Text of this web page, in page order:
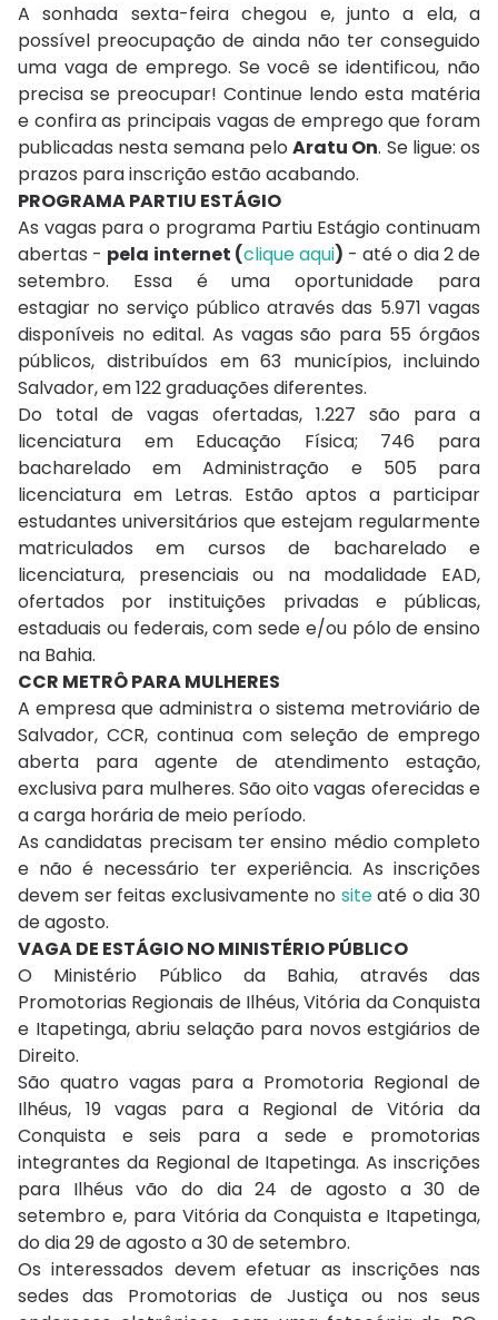
A sonhada sexta-feira chegou e, junto a ela, a
possível preocupação de ainda não ter conseguido
uma vaga de emprego. Se você se identificou, não
precisa se preocupar! Continue lendo esta matéria
e confira as principais vagas de emprego que foram
publicadas nesta semana pelo Aratu On. Se ligue: os
prazos para inscrição estão acabando.
PROGRAMA PARTIU ESTÁGIO
As vagas para o programa Partiu Estágio continuam
abertas - pela internet (clique aqui) - até o dia 2 de
setembro. Essa é uma oportunidade para
estagiar no serviço público através das 5.971 vagas
disponíveis no edital. As vagas são para 55 órgãos
públicos, distribuídos em 63 municípios, incluindo
Salvador, em 122 graduações diferentes.
Do total de vagas ofertadas, 1.227 são para a
licenciatura em Educação Física; 746 para
bacharelado em Administração e 505 para
licenciatura em Letras. Estão aptos a participar
estudantes universitários que estejam regularmente
matriculados em cursos de bacharelado e
licenciatura, presenciais ou na modalidade EAD,
ofertados por instituições privadas e públicas,
estaduais ou federais, com sede e/ou pólo de ensino
na Bahia.
CCR METRÔ PARA MULHERES
A empresa que administra o sistema metroviário de
Salvador, CCR, continua com seleção de emprego
aberta para agente de atendimento estação,
exclusiva para mulheres. São oito vagas oferecidas e
a carga horária de meio período.
As candidatas precisam ter ensino médio completo
e não é necessário ter experiência. As inscrições
devem ser feitas exclusivamente no siteaté o dia 30
de agosto.
VAGA DE ESTÁGIO NO MINISTÉRIO PÚBLICO
O Ministério Público da Bahia, através das
Promotorias Regionais de Ilhéus, Vitória da Conquista
e Itapetinga, abriu selação para novos estgiários de
Direito.
São quatro vagas para a Promotoria Regional de
Ilhéus, 19 vagas para a Regional de Vitória da
Conquista e seis para a sede e promotorias
integrantes da Regional de Itapetinga. As inscrições
para Ilhéus vão do dia 24 de agosto a 30 de
setembro e, para Vitória da Conquista e Itapetinga,
do dia 29 de agosto a 30 de setembro.
Os interessados devem efetuar as inscrições nas
sedes das Promotorias de Justiça ou nos seus